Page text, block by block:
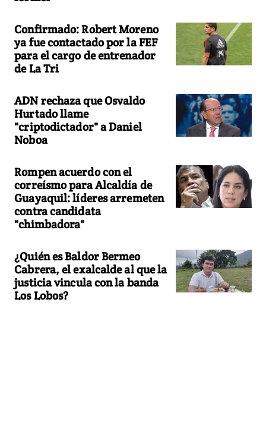
Confirmado: Robert Moreno
ya fue contactado por la FEF
para el cargo de entrenador
de La Tri
ADN rechaza que Osvaldo
Hurtado llame
"criptodictador" a Daniel
Noboa
Rompen acuerdo con el
correísmo para Alcaldía de
Guayaquil: líderes arremeten
contra candidata
"chimbadora"
¿Quién es Baldor Bermeo
Cabrera, el exalcalde al que la
justicia vincula con la banda
Los Lobos?